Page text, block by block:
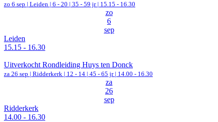
zo 6 sep | Leiden | 6 - 20 | 35 - 59 jr | 15.15 - 16.30
zo
6
sep
Leiden
15.15 - 16.30
Uitverkocht Rondleiding Huys ten Donck
za 26 sep | Ridderkerk | 12 - 14 | 45 - 65 jr | 14.00 - 16.30
za
26
sep
Ridderkerk
14.00 - 16.30